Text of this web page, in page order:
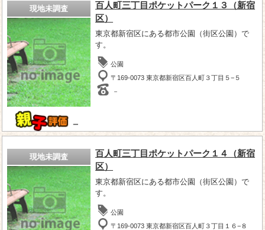
現地未調査
－
百人町三丁目ポケットパーク１３（新宿
区）
東京都新宿区にある都市公園（街区公園）で
す。
公園
〒169-0073 東京都新宿区百人町３丁目５−５
－
現地未調査
百人町三丁目ポケットパーク１４（新宿
区）
東京都新宿区にある都市公園（街区公園）で
す。
公園
〒169-0073 東京都新宿区百人町３丁目１６−８